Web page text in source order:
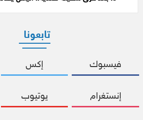
تابعونا
فيسبوك إكس
إنستغرام يوتيوب